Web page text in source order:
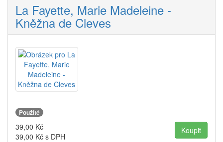
La Fayette, Marie Madeleine -
Kněžna de Cleves
Použité
39,00 Kč
39,00 Kč s DPH